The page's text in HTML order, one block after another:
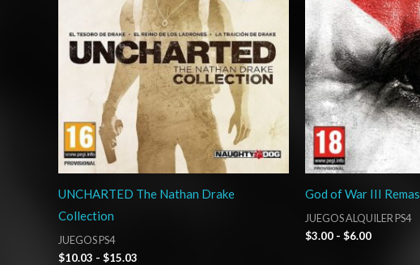
UNCHARTED The Nathan Drake
Collection
JUEGOS PS4
$10.03 - $15.03
God of War III
JUEGOS ALQUILER PS4
$3.00 - $6.00